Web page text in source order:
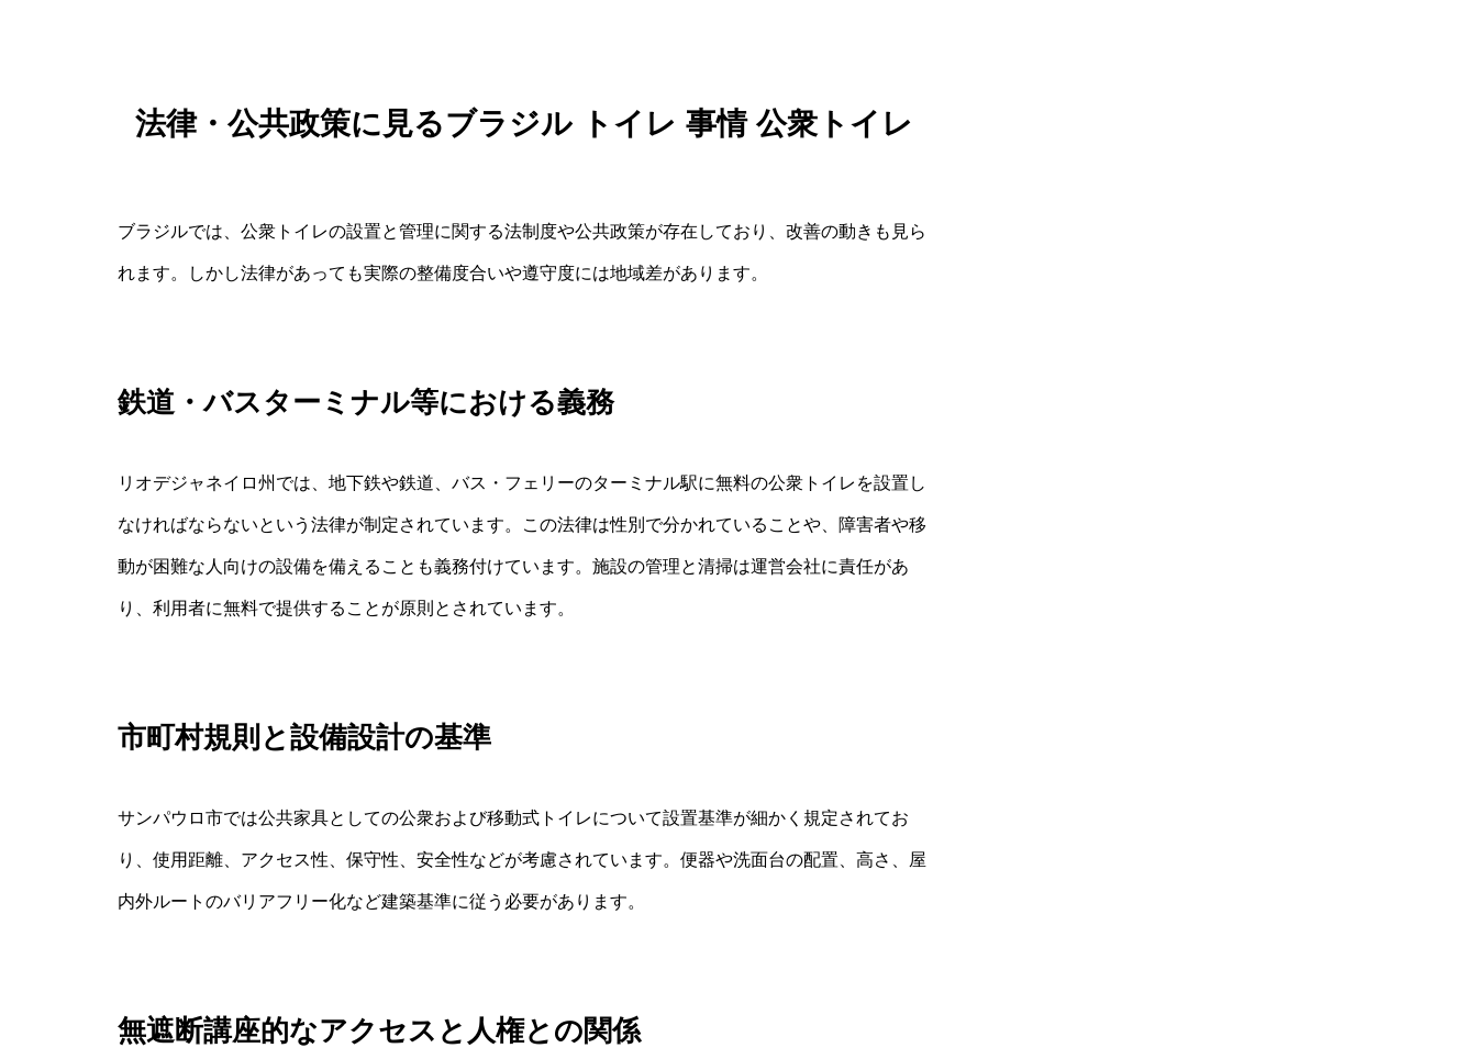
法律・公共政策に見るブラジル トイレ 事情 公衆トイレ
ブラジルでは、公衆トイレの設置と管理に関する法制度や公共政策が存在しており、改善の動きも見ら
れます。しかし法律があっても実際の整備度合いや遵守度には地域差があります。
鉄道・バスターミナル等における義務
リオデジャネイロ州では、地下鉄や鉄道、バス・フェリーのターミナル駅に無料の公衆トイレを設置し
なければならないという法律が制定されています。この法律は性別で分かれていることや、障害者や移
動が困難な人向けの設備を備えることも義務付けています。施設の管理と清掃は運営会社に責任があ
り、利用者に無料で提供することが原則とされています。
市町村規則と設備設計の基準
サンパウロ市では公共家具としての公衆および移動式トイレについて設置基準が細かく規定されてお
り、使用距離、アクセス性、保守性、安全性などが考慮されています。便器や洗面台の配置、高さ、屋
内外ルートのバリアフリー化など建築基準に従う必要があります。
無遮断講座的なアクセスと人権との関係